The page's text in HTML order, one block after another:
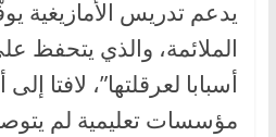
يدعم تدريس الأمازيغية
الملائمة، والذي يتحفظ
أسبابا لعرقلتها”، لافتا
مؤسسات تعليمية لم